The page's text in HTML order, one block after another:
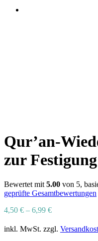
Qur’an-
zur
Bewertet mit 5.00 von 5,
geprüfte Gesamtbewertungen
4,50 € – 6,99 €
inkl. MwSt. zzgl.